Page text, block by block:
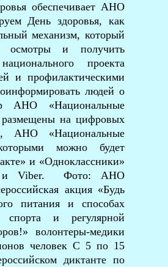
обеспечивает АНО
День здоровья, как
механизм, который
осмотры и получить
проекта
и профилактическими
людей о
АНО «Национальные
размещены на цифровых
АНО «Национальные
можно будет
и «Одноклассники»
и Viber. Фото: АНО
акция «Будь
питания и способах
спорта и регулярной
волонтеры-медики
человек С 5 по 15
диктанте по